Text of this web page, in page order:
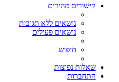
קישורים מהירים
נושאים ללא תגובות
נושאים פעילים
חיפוש
שאלות נפוצות
התחברות